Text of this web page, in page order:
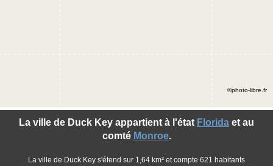
La ville de Duck Key appartient à l'état Florida et au
comté Monroe.
La ville de Duck Key s'étend sur 1,64 km² et compte 621 habitants
©photo-libre.fr